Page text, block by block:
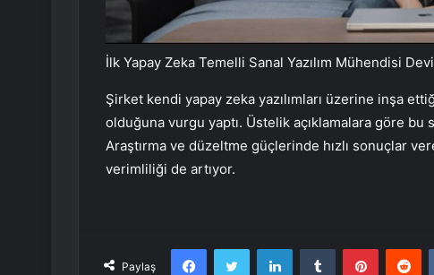
İlk Yapay Zeka Temelli Sanal Yazılım Mühendisi
Şirket kendi yapay zeka yazılımları üzerine inşa
olduğuna vurgu yaptı. Üstelik açıklamalara göre bu
Araştırma ve düzeltme güçlerinde hızlı sonuçlar
verimliliği de artıyor.
Paylaş
FacebookTwitter LinkedInTumblr Pinterest